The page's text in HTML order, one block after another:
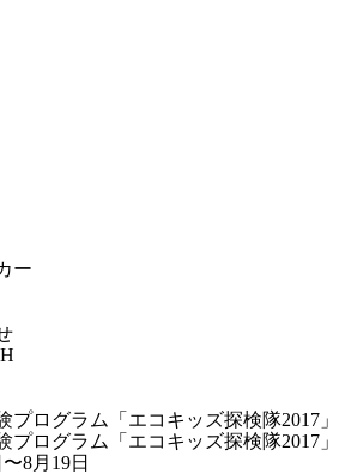
ー
プログラム「エコキッズ探検隊2017」
プログラム「エコキッズ探検隊2017」
8月19日